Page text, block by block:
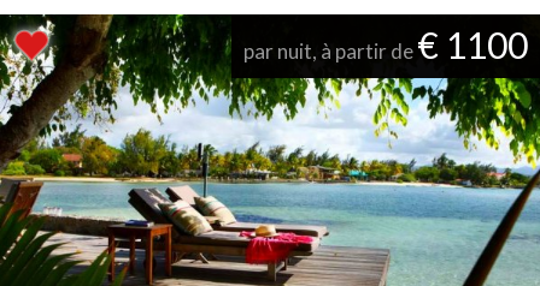
par nuit, à partir de€ 1100